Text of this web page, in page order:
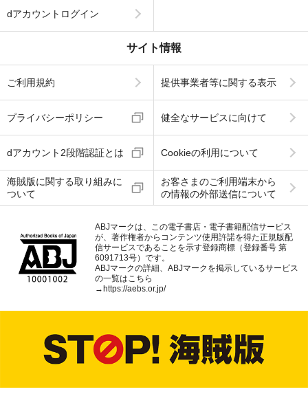
dアカウントログイン
サイト情報
ご利用規約 提供事業者等に関する表示
プライバシーポリシー 健全なサービスに向けて
dアカウント2段階認証とは Cookieの利用について
海賊版に関する取り組みに
ついて
お客さまのご利用端末から
の情報の外部送信について
ABJマークは、この電子書店・電子書籍配信サービス
が、著作権者からコンテンツ使用許諾を得た正規版配
信サービスであることを示す登録商標（登録番号 第
6091713号）です。
ABJマークの詳細、ABJマークを掲示しているサービス
の一覧はこちら
→https://aebs.or.jp/